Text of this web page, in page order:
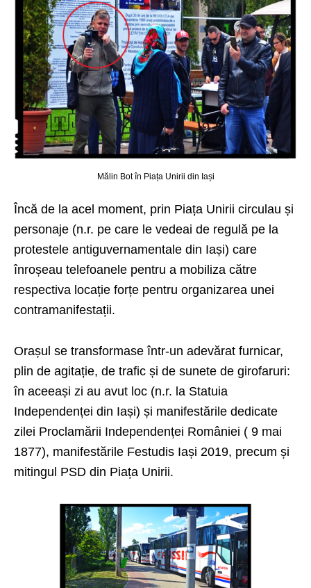
Mălin Bot în Piața Unirii din Iași
Încă de la acel moment, prin Piața Unirii circulau și
personaje (n.r. pe care le vedeai de regulă pe la
protestele antiguvernamentale din Iași) care
înroșeau telefoanele pentru a mobiliza către
respectiva locație forțe pentru organizarea unei
contramanifestații.
Orașul se transformase într-un adevărat furnicar,
plin de agitație, de trafic și de sunete de girofaruri:
în aceeași zi au avut loc (n.r. la Statuia
Independenței din Iași) și manifestările dedicate
zilei Proclamării Independenței României ( 9 mai
1877), manifestările Festudis Iași 2019, precum și
mitingul PSD din Piața Unirii.